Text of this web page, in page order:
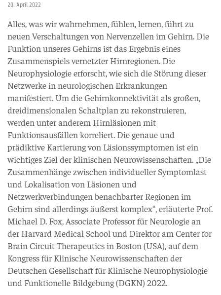
20. April 2022
Alles, was wir wahrnehmen, fühlen, lernen, führt zu
neuen Verschaltungen von Nervenzellen im Gehirn. Die
Funktion unseres Gehirns ist das Ergebnis eines
Zusammenspiels vernetzter Hirnregionen. Die
Neurophysiologie erforscht, wie sich die Störung dieser
Netzwerke in neurologischen Erkrankungen
manifestiert. Um die Gehirnkonnektivität als großen,
dreidimensionalen Schaltplan zu rekonstruieren,
werden unter anderem Hirnläsionen mit
Funktionsausfällen korreliert. Die genaue und
prädiktive Kartierung von Läsionssymptomen ist ein
wichtiges Ziel der klinischen Neurowissenschaften. „Die
Zusammenhänge zwischen individueller Symptomlast
und Lokalisation von Läsionen und
Netzwerkverbindungen benachbarter Regionen im
Gehirn sind allerdings äußerst komplex“, erläuterte Prof.
Michael D. Fox, Associate Professor für Neurologie an
der Harvard Medical School und Direktor am Center for
Brain Circuit Therapeutics in Boston (USA), auf dem
Kongress für Klinische Neurowissenschaften der
Deutschen Gesellschaft für Klinische Neurophysiologie
und Funktionelle Bildgebung (DGKN) 2022.